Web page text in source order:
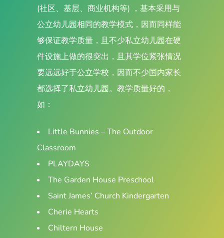
(社区、基层、商业机构等) ，基本采用与
公立幼儿园相同的教学模式，因而同样能
够保证教学质量，且不少私立幼儿园在硬
件设施上做的很突出，且其学位紧张情况
要远远好于公立学校，因而不少国内家长
都选择了私立幼儿园。教学质量好的，
如：
Little Bunnies – The Outdoor
Classroom
PLAYDAYS
The Garden House Preschool
Saint James’ Church Kindergarten
Cherie Hearts
Chiltern House